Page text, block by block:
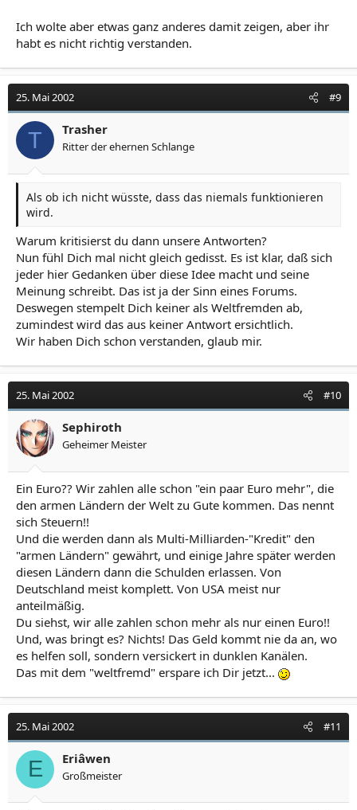
Ich wolte aber etwas ganz anderes damit zeigen, aber ihr
habt es nicht richtig verstanden.
25. Mai 2002 #9
T Trasher
Ritter der ehernen Schlange
Als ob ich nicht wüsste, dass das niemals funktionieren
wird.
Warum kritisierst du dann unsere Antworten?
Nun fühl Dich mal nicht gleich gedisst. Es ist klar, daß sich
jeder hier Gedanken über diese Idee macht und seine
Meinung schreibt. Das ist ja der Sinn eines Forums.
Deswegen stempelt Dich keiner als Weltfremden ab,
zumindest wird das aus keiner Antwort ersichtlich.
Wir haben Dich schon verstanden, glaub mir.
25. Mai 2002 #10
Sephiroth
Geheimer Meister
Ein Euro?? Wir zahlen alle schon "ein paar Euro mehr", die
den armen Ländern der Welt zu Gute kommen. Das nennt
sich Steuern!!
Und die werden dann als Multi-Milliarden-"Kredit" den
"armen Ländern" gewährt, und einige Jahre später werden
diesen Ländern dann die Schulden erlassen. Von
Deutschland meist komplett. Von USA meist nur
anteilmäßig.
Du siehst, wir alle zahlen schon mehr als nur einen Euro!!
Und, was bringt es? Nichts! Das Geld kommt nie da an, wo
es helfen soll, sondern versickert in dunklen Kanälen.
Das mit dem "weltfremd" erspare ich Dir jetzt...
25. Mai 2002 #11
E Eriâwen
Großmeister